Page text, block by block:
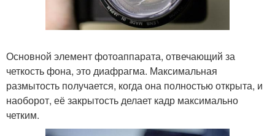
Основной элемент фотоаппарата, отвечающий за
четкость фона, это диафрагма. Максимальная
размытость получается, когда она полностью открыта, и
наоборот, её закрытость делает кадр максимально
четким.